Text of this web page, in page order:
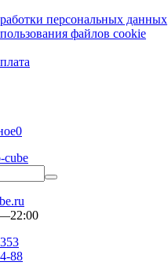
персональных данных
файлов cookie
0
88